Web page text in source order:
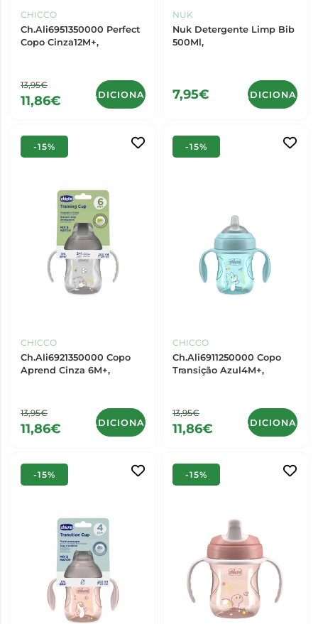
CHICCO
Ch.Ali6951350000 Perfect
Copo Cinza12M+,
13,95€
11,86€ ADICIONAR
NUK
Nuk Detergente Limp Bib
500Ml,
7,95€ ADICIONAR
-15%
CHICCO
Ch.Ali6921350000 Copo
Aprend Cinza 6M+,
13,95€
11,86€ ADICIONAR
-15%
CHICCO
Ch.Ali6911250000 Copo
Transição Azul4M+,
13,95€
11,86€ ADICIONAR
-15% -15%